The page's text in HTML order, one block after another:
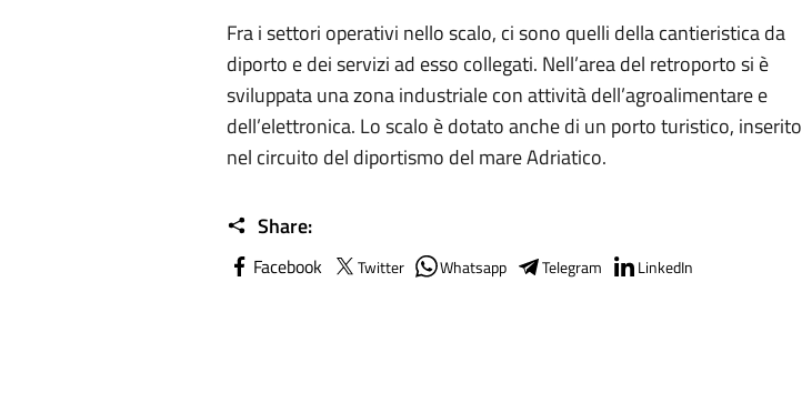
Fra i settori operativi nello scalo, ci sono quelli della cantieristica da
diporto e dei servizi ad esso collegati. Nell’area del retroporto si è
sviluppata una zona industriale con attività dell’agroalimentare e
dell’elettronica. Lo scalo è dotato anche di un porto turistico, inserito
nel circuito del diportismo del mare Adriatico.
Share:
Facebook Twitter Whatsapp Telegram LinkedIn